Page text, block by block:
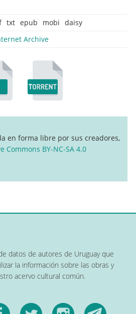
txt epub mobi daisy
Archive
en forma libre por sus creadores,
Commons BY-NC-SA 4.0
datos de autores de Uruguay que
la información sobre las obras y
acervo cultural común.